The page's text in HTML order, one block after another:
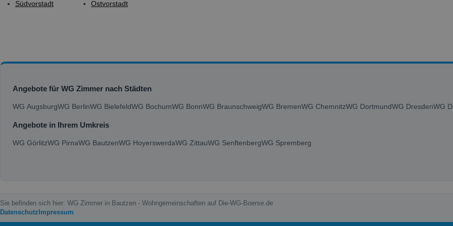
Südvorstadt
Ostvorstadt
Angebote für WG Zimmer nach Städten
WG AugsburgWG BerlinWG BielefeldWG BochumWG BonnWG BraunschweigWG BremenWG ChemnitzWG DortmundWG DresdenWG
Angebote in Ihrem Umkreis
WG GörlitzWG PirnaWG BautzenWG HoyerswerdaWG ZittauWG SenftenbergWG Spremberg
Sie befinden sich hier: WG Zimmer in Bautzen - Wohngemeinschaften auf Die-WG-Boerse.de
Datenschutz Impressum